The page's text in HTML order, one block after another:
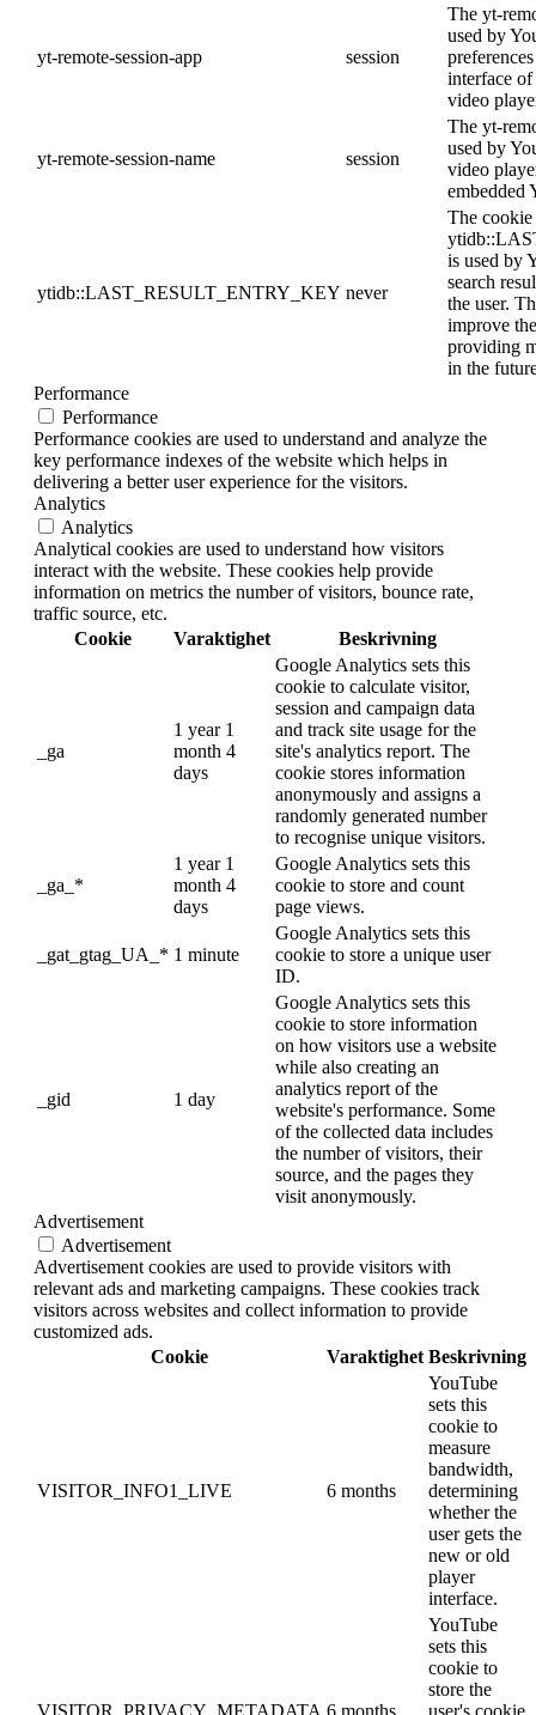
yt-remote-session-app session
The yt-
used by
interface of
video
yt-remote-session-name session
The yt-
used by
video
embedded
ytidb::LAST_RESULT_ENTRY_KEY never
The cookie
is used by
search
the user.
improve
providing
in the
Performance
Performance
Performance cookies are used to understand and analyze the
key performance indexes of the website which helps in
delivering a better user experience for the visitors.
Analytics
Analytics
Analytical cookies are used to understand how visitors
interact with the website. These cookies help provide
information on metrics the number of visitors, bounce rate,
traffic source, etc.
Cookie
Varaktighet Beskrivning
_ga
1 year 1
month 4
days
Google Analytics sets this
cookie to calculate visitor,
session and campaign data
and track site usage for the
site's analytics report. The
cookie stores information
anonymously and assigns a
randomly generated number
to recognise unique visitors.
_ga_*
1 year 1
month 4
days
Google Analytics sets this
cookie to store and count
page views.
_gat_gtag_UA_* 1 minute
Google Analytics sets this
cookie to store a unique user
ID.
_gid 1 day
Google Analytics sets this
cookie to store information
on how visitors use a website
while also creating an
analytics report of the
website's performance. Some
of the collected data includes
the number of visitors, their
source, and the pages they
visit anonymously.
Advertisement
Advertisement
Advertisement cookies are used to provide visitors with
relevant ads and marketing campaigns. These cookies track
visitors across websites and collect information to provide
customized ads.
Cookie
Varaktighet Beskrivning
VISITOR_INFO1_LIVE 6 months
YouTube
sets this
cookie to
measure
bandwidth,
determining
whether the
user gets the
new or old
player
interface.
YouTube
sets this
cookie to
store the